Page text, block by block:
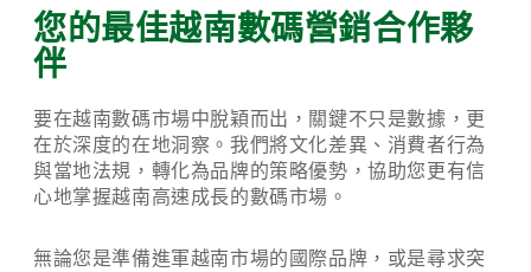
您的最佳越南數碼營銷合作夥
伴
要在越南數碼市場中脫穎而出，關鍵不只是數據，更
在於深度的在地洞察。我們將文化差異、消費者行為
與當地法規，轉化為品牌的策略優勢，協助您更有信
心地掌握越南高速成長的數碼市場。
無論您是準備進軍越南市場的國際品牌，或是尋求突